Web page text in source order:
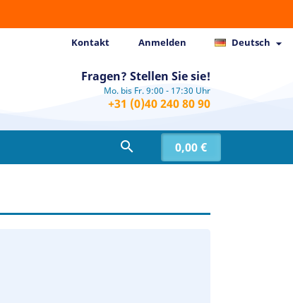
Kontakt Anmelden Deutsch 
Fragen? Stellen Sie sie!
Mo. bis Fr. 9:00 - 17:30 Uhr
+31 (0)40 240 80 90
0,00 €
